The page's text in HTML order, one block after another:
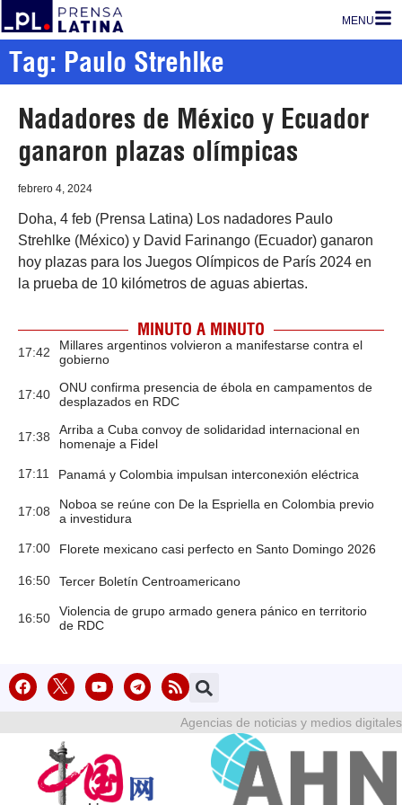
MENU
Tag: Paulo Strehlke
Nadadores de México y Ecuador
ganaron plazas olímpicas
febrero 4, 2024
Doha, 4 feb (Prensa Latina) Los nadadores Paulo
Strehlke (México) y David Farinango (Ecuador) ganaron
hoy plazas para los Juegos Olímpicos de París 2024 en
la prueba de 10 kilómetros de aguas abiertas.
MINUTO A MINUTO
17:42
Millares argentinos volvieron a manifestarse contra el
gobierno
17:40
ONU confirma presencia de ébola en campamentos de
desplazados en RDC
17:38
Arriba a Cuba convoy de solidaridad internacional en
homenaje a Fidel
17:11 Panamá y Colombia impulsan interconexión eléctrica
17:08
Noboa se reúne con De la Espriella en Colombia previo
a investidura
17:00 Florete mexicano casi perfecto en Santo Domingo 2026
16:50 Tercer Boletín Centroamericano
16:50
Violencia de grupo armado genera pánico en territorio
de RDC
Agencias de noticias y medios digitales